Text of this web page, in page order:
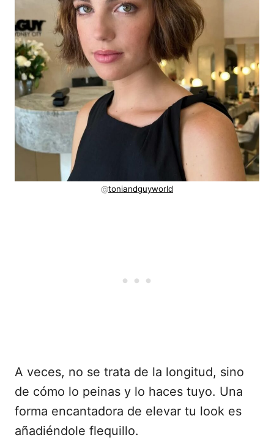
@toniandguyworld
A veces, no se trata de la longitud, sino
de cómo lo peinas y lo haces tuyo. Una
forma encantadora de elevar tu look es
añadiéndole flequillo.